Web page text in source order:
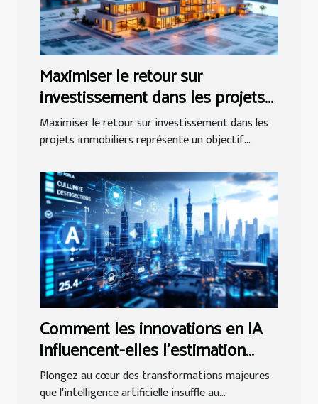
Maximiser le retour sur
investissement dans les projets
immobiliers
Maximiser le retour sur investissement dans les
projets immobiliers représente un objectif...
Comment les innovations en IA
influencent-elles l'estimation
immobilière ?
Plongez au cœur des transformations majeures
que l'intelligence artificielle insuffle au...